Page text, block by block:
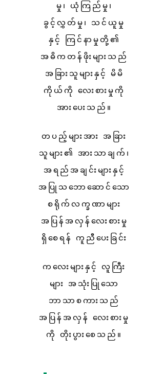
မှု၊ ယုံကြည်မှု၊
ခွင့်လွှတ်မှု၊ သင်ယူမှု
နှင့် ကြင်နာမှုတို့၏
အဓိကတန်ဖိုးများသည်
အခြားသူများနှင့် မိမိ
ကိုယ်ကို လေးစားမှုကို
အားပေးသည်။
တပည့်များအား အခြား
သူများ၏ အားသာချက်၊
အရည်အချင်းများနှင့်
အပြုသဘောဆောင်သော
စရိုက်လက္ခဏာများ
အပြန်အလှန်လေးစားမှု
ရှိစေရန် ကူညီပေးခြင်း
ကလေးများနှင့် လူကြီး
များ အသုံးပြုသော
ဘာသာစကားသည်
အပြန်အလှန် လေးစားမှု
ကို တိုးပွားစေသည်။